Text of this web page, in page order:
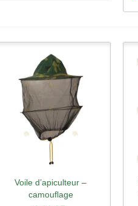
Aperçu rapide
Voile d’apiculteur –
camouflage